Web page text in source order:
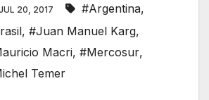
20, 2017 #Argentina,
, #Juan Manuel Karg,
Macri, #Mercosur,
Temer